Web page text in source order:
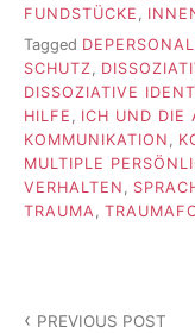
FUNDSTÜCKE
Tagged
SCHUTZ,
DISSOZIATIVE
HILFE , ICH UND DIE
KOMMUNIKATION ,
MULTIPLE
VERHALTEN ,
TRAUMA,
PREVIOUS POST